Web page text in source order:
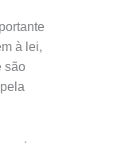
à lei,
são